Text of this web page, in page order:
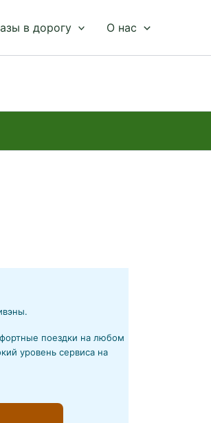
в дорогу О нас
поездки на любом
уровень сервиса на